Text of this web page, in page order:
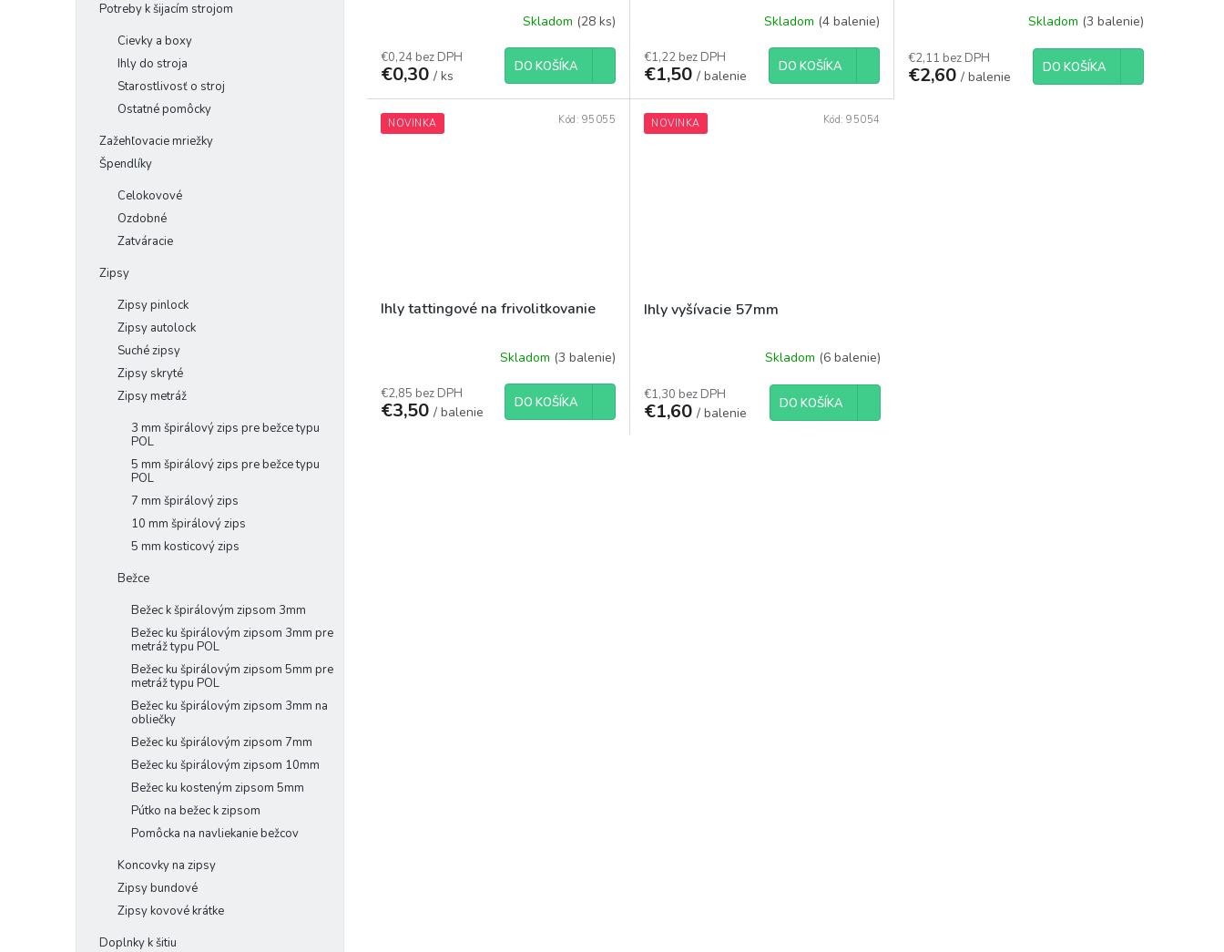
Potreby k šijacím strojom
Cievky a boxy
Ihly do stroja
Starostlivosť o stroj
Ostatné pomôcky
Zažehľovacie mriežky
Špendlíky
Celokovové
Ozdobné
Zatváracie
Zipsy
Zipsy pinlock
Zipsy autolock
Suché zipsy
Zipsy skryté
Zipsy metráž
3 mm špirálový zips pre bežce typu
POL
5 mm špirálový zips pre bežce typu
POL
7 mm špirálový zips
10 mm špirálový zips
5 mm kosticový zips
Bežce
Bežec k špirálovým zipsom 3mm
Bežec ku špirálovým zipsom 3mm pre
metráž typu POL
Bežec ku špirálovým zipsom 5mm pre
metráž typu POL
Bežec ku špirálovým zipsom 3mm na
obliečky
Bežec ku špirálovým zipsom 7mm
Bežec ku špirálovým zipsom 10mm
Bežec ku kosteným zipsom 5mm
Pútko na bežec k zipsom
Pomôcka na navliekanie bežcov
Koncovky na zipsy
Zipsy bundové
Zipsy kovové krátke
Doplnky k šitiu
Skladom (28 ks)
€0,24 bez DPH
€0,30 / ks
DO KOŠÍKA
Skladom (4 balenie)
€1,22 bez DPH
€1,50/ balenie
DO KOŠÍKA
Skladom (3 balenie)
€2,11 bez DPH
€2,60 / balenie
DO KOŠÍKA
NOVINKA
Ihly tattingové na frivolitkovanie
Skladom (3 balenie)
€2,85 bez DPH
€3,50 / balenie
DO KOŠÍKA
Kód: 95055 NOVINKA
Ihly vyšívacie 57mm
Skladom (6 balenie)
€1,30 bez DPH
€1,60/ balenie
DO KOŠÍKA
Kód:95054